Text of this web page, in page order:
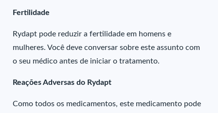
Fertilidade
Rydapt pode reduzir a fertilidade em homens e
mulheres. Você deve conversar sobre este assunto com
o seu médico antes de iniciar o tratamento.
Reações Adversas do Rydapt
Como todos os medicamentos, este medicamento pode